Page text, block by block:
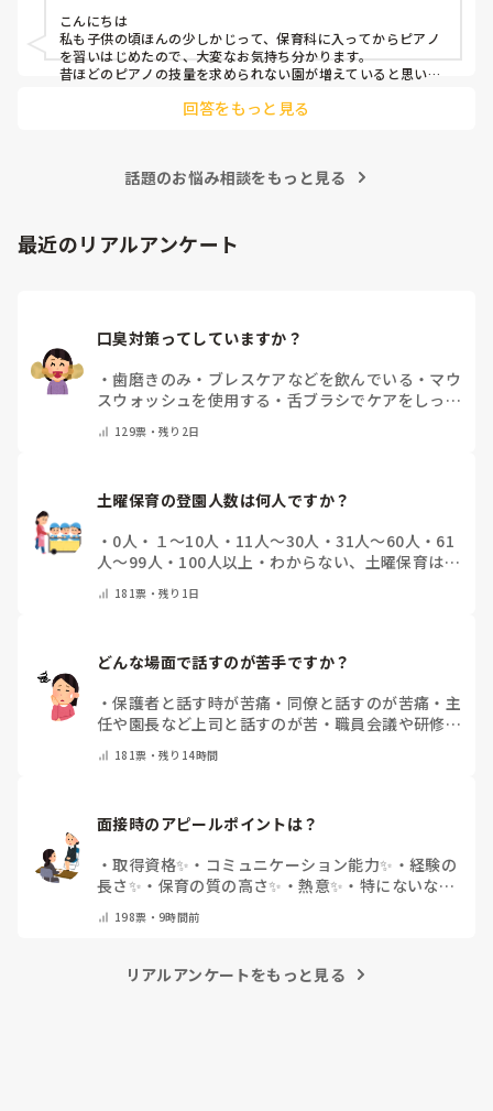
こんにちは
私も子供の頃ほんの少しかじって、保育科に入ってからピアノ
を習いはじめたので、大変なお気持ち分かります。
昔ほどのピアノの技量を求められない園が増えていると思いま
人前で弾くのも回数をこなすしかないかもです(^_^;)
回答をもっと見る
話題のお悩み相談をもっと見る
最近のリアルアンケート
口臭対策ってしていますか？
・歯磨きのみ ・ ブレスケアなどを飲んでいる ・ マウ
スウォッシュを使用する ・ 舌ブラシでケアをしっか
の他(コメントで教えて下さい)
129票・残り2日
土曜保育の登園人数は何人ですか？
・ 0人 ・ １～10人 ・ 11人～30人 ・31人～60人 ・ 61
人～99人 ・ 100人以上 ・ わからない、土曜保育はな
181票・残り1日
どんな場面で話すのが苦手ですか？
・保護者と話す時が苦痛 ・ 同僚と話すのが苦痛 ・ 主
任や園長など上司と話すのが苦 ・ 職員会議や研修場
他(コメントで教えてください)
181票・残り14時間
面接時のアピールポイントは？
・取得資格✨ ・ コミュニケーション能力✨ ・ 経験の
長さ✨ ・ 保育の質の高さ✨ ・熱意✨ ・ 特にないな・
198票・9時間前
リアルアンケートをもっと見る